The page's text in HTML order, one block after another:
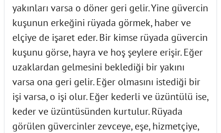
yakınları varsa o döner geri gelir. Yine güvercin
kuşunun erkeğini rüyada görmek, haber ve
elçiye de işaret eder. Bir kimse rüyada güvercin
kuşunu görse, hayra ve hoş şeylere erişir. Eğer
uzaklardan gelmesini beklediği bir yakını
varsa ona geri gelir. Eğer olmasını istediği bir
işi varsa, o işi olur. Eğer kederli ve üzüntülü ise,
keder ve üzüntüsünden kurtulur. Rüyada
görülen güvercinler zevceye, eşe, hizmetçiye,